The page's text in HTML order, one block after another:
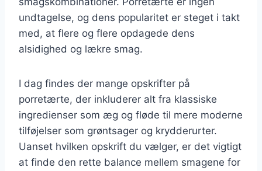
undtagelse, og dens popularitet er steget i takt
med, at flere og flere opdagede dens
alsidighed og lækre smag.
I dag findes der mange opskrifter på
porretærte, der inkluderer alt fra klassiske
ingredienser som æg og fløde til mere moderne
tilføjelser som grøntsager og krydderurter.
Uanset hvilken opskrift du vælger, er det vigtigt
at finde den rette balance mellem smagene for